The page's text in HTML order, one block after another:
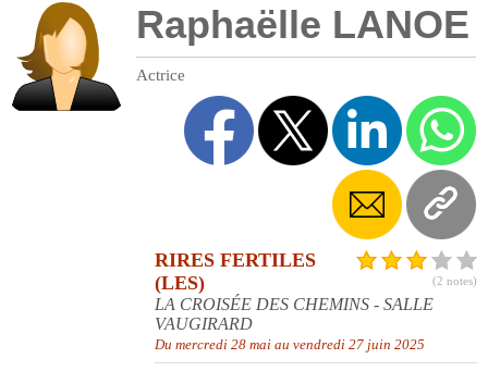
Raphaëlle LANOE
Actrice
(2 notes)
RIRES FERTILES
(LES)
LA CROISÉE DES CHEMINS - SALLE
VAUGIRARD
Du mercredi 28 mai au vendredi 27 juin 2025